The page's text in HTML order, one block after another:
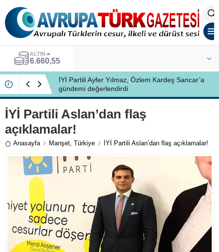
ALTIN
6.660,55
İYİ Partili Ayfer Yılmaz, Özlem Kardeş Sancar’a
gündemi değerlendirdi
İYİ Partili Aslan’dan flaş
açıklamalar!
Anasayfa Manşet, Türkiye İYİ Partili Aslan’dan flaş açıklamalar!